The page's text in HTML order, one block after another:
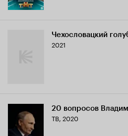
Чехословацкий
2021
20 вопросов
ТВ, 2020